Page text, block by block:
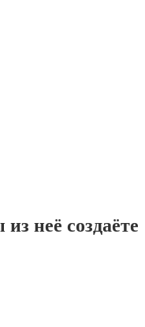
неё создаёте